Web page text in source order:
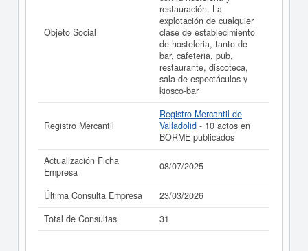
realizado el 08/07/2025.
Objeto Social
restauración. La
explotación de cualquier
clase de establecimiento
de hosteleria, tanto de
bar, cafeteria, pub,
restaurante, discoteca,
sala de espectáculos y
kiosco-bar
Registro Mercantil
Registro Mercantil de
Valladolid - 10 actos en
BORME publicados
Actualización Ficha
Empresa
08/07/2025
Última Consulta Empresa
23/03/2026
Total de Consultas
31